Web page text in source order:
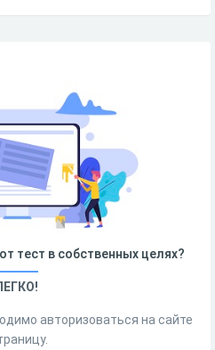
тест в собственных целях?
авторизоваться на сайте